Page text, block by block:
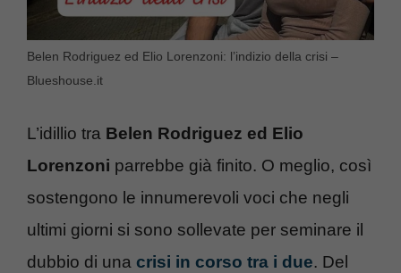
Belen Rodriguez ed Elio Lorenzoni: l’indizio della crisi –
Blueshouse.it
L’idillio tra Belen Rodriguez ed Elio
Lorenzoni parrebbe già finito. O meglio, così
sostengono le innumerevoli voci che negli
ultimi giorni si sono sollevate per seminare il
dubbio di una crisi in corso tra i due. Del